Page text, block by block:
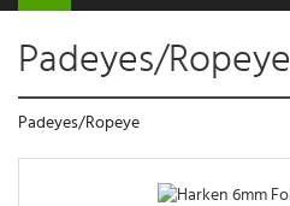
navigation
Padeyes/Ropeye
Padeyes/Ropeye